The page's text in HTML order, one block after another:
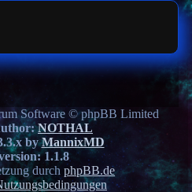
Software © phpBB Limited
NOTHAL
byMannixMD
1.1.8
durch phpBB.de